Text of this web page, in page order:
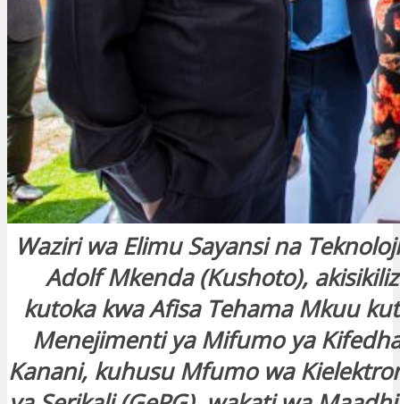
Waziri wa Elimu Sayansi na
Adolf Mkenda (Kushoto),
kutoka kwa Afisa Tehama Mkuu
Menejimenti ya Mifumo ya
Kanani, kuhusu Mfumo wa